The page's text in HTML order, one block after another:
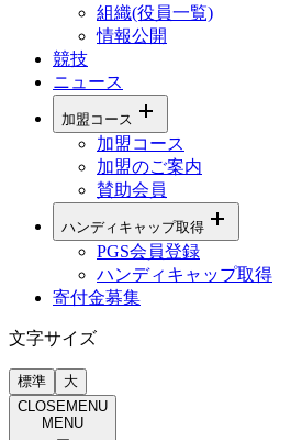
組織(役員一覧)
情報公開
競技
ニュース
加盟コース
加盟コース
加盟のご案内
賛助会員
ハンディキャップ取得
PGS会員登録
ハンディキャップ取得
寄付金募集
文字サイズ
標準
大
CLOSE MENU
MENU